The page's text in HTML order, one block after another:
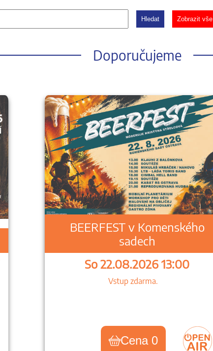
Hledat Zobrazit vše
Doporučujeme
BEERFEST v Komenského
sadech
So 22.08.2026 13:00
Vstup zdarma.
Cena 0